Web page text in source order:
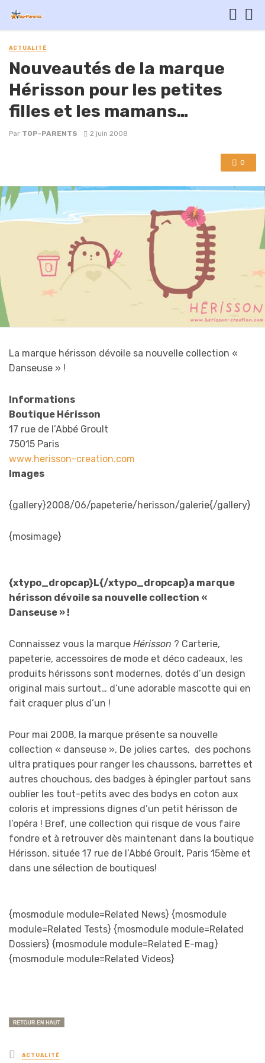
ACTUALITÉ
Nouveautés de la marque
Hérisson pour les petites
filles et les mamans…
Par TOP-PARENTS 2 juin 2008
0
La marque hérisson dévoile sa nouvelle collection «
Danseuse » !
Informations
Boutique Hérisson
17 rue de l’Abbé Groult
75015 Paris
www.herisson-creation.com
Images
{gallery}2008/06/papeterie/herisson/galerie{/gallery}
{mosimage}
{xtypo_dropcap}L{/xtypo_dropcap}a marque
hérisson dévoile sa nouvelle collection «
Danseuse » !
Connaissez vous la marque Hérisson ? Carterie,
papeterie, accessoires de mode et déco cadeaux, les
produits hérissons sont modernes, dotés d’un design
original mais surtout… d’une adorable mascotte qui en
fait craquer plus d’un !
Pour mai 2008, la marque présente sa nouvelle
collection « danseuse ». De jolies cartes, des pochons
ultra pratiques pour ranger les chaussons, barrettes et
autres chouchous, des badges à épingler partout sans
oublier les tout-petits avec des bodys en coton aux
coloris et impressions dignes d’un petit hérisson de
l’opéra ! Bref, une collection qui risque de vous faire
fondre et à retrouver dès maintenant dans la boutique
Hérisson, située 17 rue de l’Abbé Groult, Paris 15ème et
dans une sélection de boutiques!
{mosmodule module=Related News} {mosmodule
module=Related Tests} {mosmodule module=Related
Dossiers} {mosmodule module=Related E-mag}
{mosmodule module=Related Videos}
Posted
ACTUALITÉ